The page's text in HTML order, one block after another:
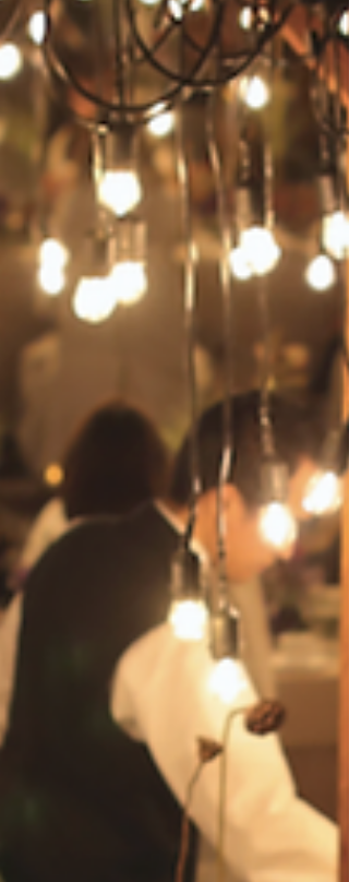
おいての日本酒の表現をもっと自由でクリ
イティブなものでなくてはならないと考え
ファンショナブルなスタイルを取り入れた
ィジュアルデザインを推進しています。 ​ 今
回、酔鯨酒造様のブランディングにおける
たなヴィジュアル表現として、ファッショ
業界のモデルを起用し、また日本酒需要の
世代のペルソナターゲット層を取り込むた
に、高級ランジェリーブランド
「RAVIJ0UR」ともコラボのディレクション